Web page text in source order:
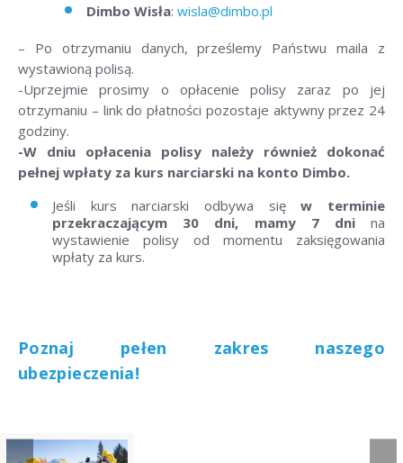
Dimbo Wisła: wisla@dimbo.pl
– Po otrzymaniu danych, prześlemy Państwu maila z
wystawioną polisą.
-Uprzejmie prosimy o opłacenie polisy zaraz po jej
otrzymaniu – link do płatności pozostaje aktywny przez 24
godziny.
-W dniu opłacenia polisy należy również dokonać
pełnej wpłaty za kurs narciarski na konto Dimbo.
Jeśli kurs narciarski odbywa sięw terminie
przekraczającym 30 dni, mamy 7 dnina
wystawienie polisy od momentu zaksięgowania
wpłaty za kurs.
Poznaj pełen zakres naszego
ubezpieczenia!